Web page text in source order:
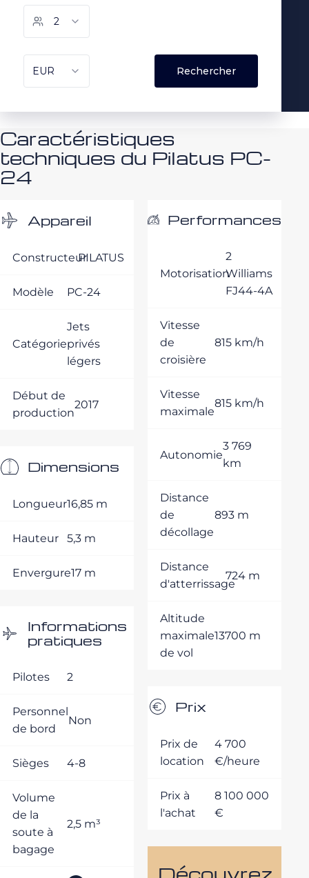
Caractéristiques
techniques du Pilatus PC-
24
Appareil
ConstructeurPILATUS
Modèle PC-24
Catégorie
Jets
privés
légers
Début de
production
2017
Dimensions
Longueur16,85 m
Hauteur 5,3 m
Envergure17 m
Informations
pratiques
Pilotes 2
Personnel
de bord
Non
Sièges 4-8
Volume
de la
soute à
bagage
2,5 m³
Performances
Motorisation
2
Williams
FJ44-4A
Vitesse
de
croisière
815 km/h
Vitesse
maximale
815 km/h
Autonomie
3 769
km
Distance
de
décollage
893 m
Distance
d'atterrissage
724 m
Altitude
maximale
de vol
13700 m
Prix
Prix de
location
4 700
€/heure
Prix à
l'achat
8 100 000
€
Découvrez